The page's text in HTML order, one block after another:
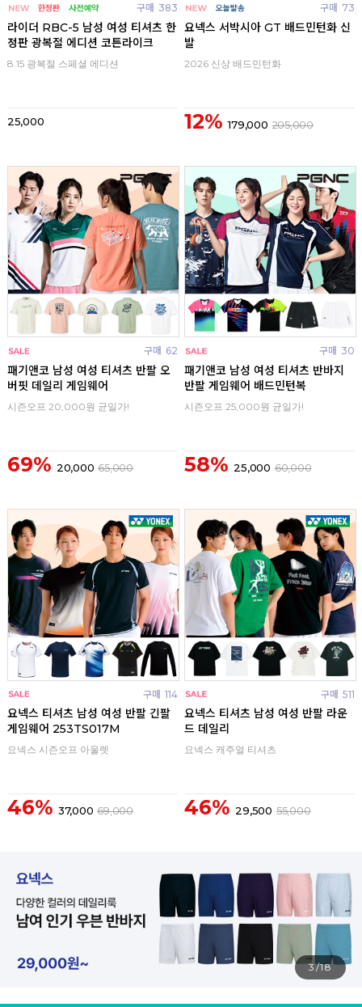
구매 383
라이더 RBC-5 남성 여성 티셔츠 한
정판 광복절 에디션 코튼라이크
8.15 광복절 스페셜 에디션
25,000
구매 73
요넥스 서박시아 GT 배드민턴화 신
발
2026 신상 배드민턴화
12% 179,000 205,000
구매 62
패기앤코 남성 여성 티셔츠 반팔 오
버핏 데일리 게임웨어
시즌오프 20,000원 균일가!
69% 20,000 65,000
구매 30
패기앤코 남성 여성 티셔츠 반바지
반팔 게임웨어 배드민턴복
시즌오프 25,000원 균일가!
58% 25,000 60,000
구매 114
요넥스 티셔츠 남성 여성 반팔 긴팔
게임웨어 253TS017M
요넥스 시즌오프 아울렛
46% 37,000 69,000
구매 511
요넥스 티셔츠 남성 여성 반팔 라운
드 데일리
요넥스 캐주얼 티셔츠
46% 29,500 55,000
4/18